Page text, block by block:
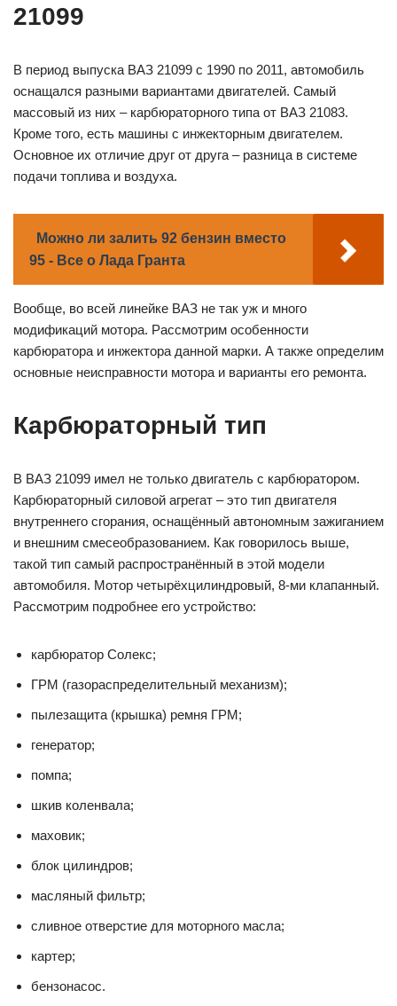
21099
В период выпуска ВАЗ 21099 с 1990 по 2011, автомобиль
оснащался разными вариантами двигателей. Самый
массовый из них – карбюраторного типа от ВАЗ 21083.
Кроме того, есть машины с инжекторным двигателем.
Основное их отличие друг от друга – разница в системе
подачи топлива и воздуха.
Можно ли залить 92 бензин вместо
95 - Все о Лада Гранта
Вообще, во всей линейке ВАЗ не так уж и много
модификаций мотора. Рассмотрим особенности
карбюратора и инжектора данной марки. А также определим
основные неисправности мотора и варианты его ремонта.
Карбюраторный тип
В ВАЗ 21099 имел не только двигатель с карбюратором.
Карбюраторный силовой агрегат – это тип двигателя
внутреннего сгорания, оснащённый автономным зажиганием
и внешним смесеобразованием. Как говорилось выше,
такой тип самый распространённый в этой модели
автомобиля. Мотор четырёхцилиндровый, 8-ми клапанный.
Рассмотрим подробнее его устройство:
карбюратор Солекс;
ГРМ (газораспределительный механизм);
пылезащита (крышка) ремня ГРМ;
генератор;
помпа;
шкив коленвала;
маховик;
блок цилиндров;
масляный фильтр;
сливное отверстие для моторного масла;
картер;
бензонасос.